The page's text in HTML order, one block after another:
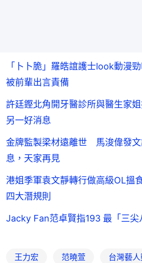
「卜卜脆」羅皓誼護士look動漫
被前輩出言責備
許廷鏗北角開牙醫診所與醫生家
另一好消息
金牌監製梁材遠離世 馬浚偉發文
息，天家再見
港姐季軍袁文靜轉行做高級OL
四大潛規則
Jacky Fan范卓賢指193 最「三尖
王力宏 范曉萱 台灣藝